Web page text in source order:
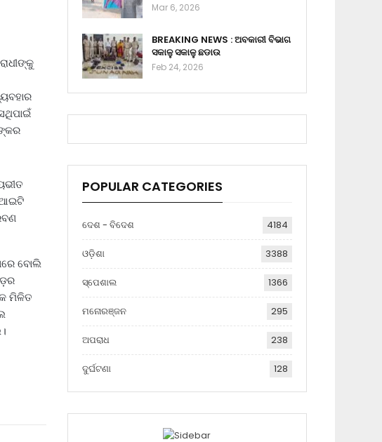
ଆଇଟି
ବୋଲି
ମିଳିତ
Mar 6, 2026
BREAKING NEWS : ଅବକାରୀ ବିଭାଗ
ସକାଳୁ ସକାଳୁ ଛଡାଉ
Feb 24, 2026
POPULAR CATEGORIES
ଦେଶ - ବିଦେଶ 4184
ଓଡ଼ିଶା 3388
ସ୍ପେଶାଲ 1366
ମନୋରଞ୍ଜନ 295
ଅପରାଧ 238
ଦୁର୍ଘଟଣା 128